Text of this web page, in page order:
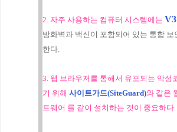
2. 자주 사용하는 컴퓨터 시스템에는
방화벽과 백신이 포함되어 있는 통합 보
한다.
3. 웹 브라우저를 통해서 유포되는 악성
기 위해 사이트가드(SiteGuard)와 같은
트웨어 를 같이 설치하는 것이 중요하다.